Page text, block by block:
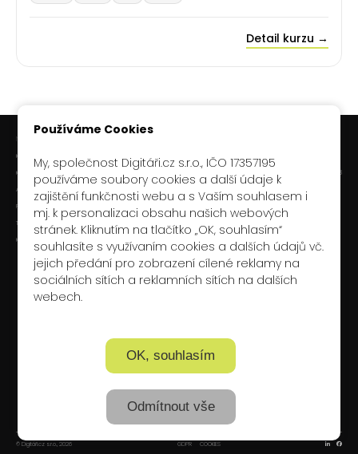
Detail kurzu →
NAVIGACE
Kurzy pro veřejnost
Kurzy pro firmy
AI Konzultace
Proč my
Tým
Kontakt
ChatGPT kurzy v Brně
Firemní kurz ChatGPT
Google Gemini kurzy v Brně
Google Gemini kurzy Online
Claude kurzy v Praze
Claude kurzy v Brně
Claude kurzy Online
Firemní kurz Claude
Boudníkova 2538/13, Libeň, 180 00, Praha 8
© Digitáři.cz s.r.o., 2026 GDPR COOKIES
Používáme Cookies
My, společnost Digitáři.cz s.r.o., IČO 17357195
používáme soubory cookies a další údaje k
zajištění funkčnosti webu a s Vaším souhlasem i
mj. k personalizaci obsahu našich webových
stránek. Kliknutím na tlačítko „OK, souhlasím“
souhlasíte s využívaním cookies a dalších údajů vč.
jejich předání pro zobrazení cílené reklamy na
sociálních sítích a reklamních sítích na dalších
webech.
OK, souhlasím
Odmítnout vše